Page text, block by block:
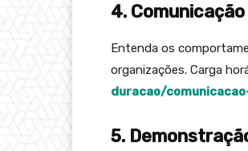
4.
Entenda os
organizações. Carga
duracao/
5.